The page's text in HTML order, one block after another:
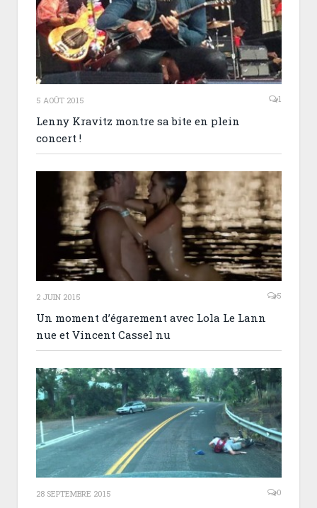
5 AOÛT 2015 1
Lenny Kravitz montre sa bite en plein
concert !
2 JUIN 2015 5
Un moment d’égarement avec Lola Le Lann
nue et Vincent Cassel nu
28 SEPTEMBRE 2015 0